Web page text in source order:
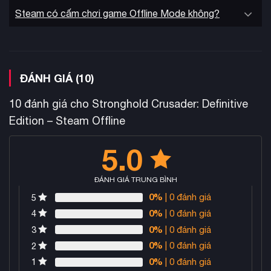
Steam có cấm chơi game Offline Mode không?
ĐÁNH GIÁ (10)
10 đánh giá cho Stronghold Crusader: Definitive
Edition – Steam Offline
5.0
ĐÁNH GIÁ TRUNG BÌNH
5 0% | 0 đánh giá
4
0% | 0 đánh giá
3
0% | 0 đánh giá
2
0% | 0 đánh giá
1
0% | 0 đánh giá